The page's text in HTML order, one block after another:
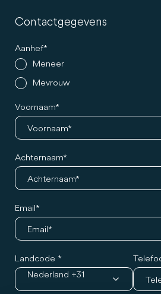
Contactgegevens
Aanhef
Meneer
Mevrouw
Voornaam
Achternaam
Email
Landcode
Nederland +31